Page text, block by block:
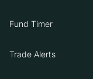
Fund Timer
Trade Alerts